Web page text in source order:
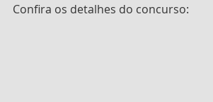
Confira os detalhes do concurso: